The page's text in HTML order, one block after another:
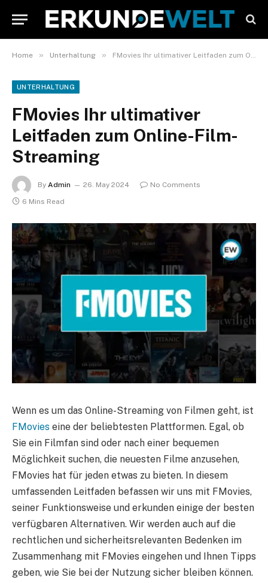
Home » Unterhaltung » FMovies Ihr ultimativer Leitfaden zum Online-Film-Streaming
UNTERHALTUNG
FMovies Ihr ultimativer
Leitfaden zum Online-Film-
Streaming
By Admin 26. May 2024
No Comments
6 Mins Read
Wenn es um das Online-Streaming von Filmen geht, ist
FMovies eine der beliebtesten Plattformen. Egal, ob
Sie ein Filmfan sind oder nach einer bequemen
Möglichkeit suchen, die neuesten Filme anzusehen,
FMovies hat für jeden etwas zu bieten. In diesem
umfassenden Leitfaden befassen wir uns mit FMovies,
seiner Funktionsweise und erkunden einige der besten
verfügbaren Alternativen. Wir werden auch auf die
rechtlichen und sicherheitsrelevanten Bedenken im
Zusammenhang mit FMovies eingehen und Ihnen Tipps
geben, wie Sie bei der Nutzung sicher bleiben können.